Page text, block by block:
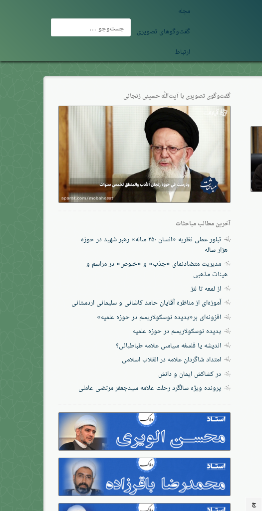
برای:
مجله
گفت‌وگوهای تصویری
ارتباط
ج
گفت‌وگو‌ی تصویری با آیت‌الله حسینی زنجانی
آخرین مطالب مباحثات
تبلور عملی نظریه «انسان ۲۵۰ ساله» رهبر شهید در حوزه
هزار ساله
مدیریت متضادنمای «جذب» و «خلوص» در مراسم و
هیئات مذهبی
از لمعه تا لنز
آموزه‌ای از مناظره آقایان حامد کاشانی و سلیمانی اردستانی
افزونه‌ای بر«پدیده نوسکولاریسم در حوزه‌ علمیه»
پدیده نوسکولاریسم در حوزه علمیه
اندیشه یا فلسفه سیاسی علامه طباطبائی؟
امتداد شاگردان علامه در انقلاب اسلامی
در کشاکش ایمان و دانش
پرونده‌ ویژه سالگرد رحلت علامه سیدجعفر مرتضی عاملی